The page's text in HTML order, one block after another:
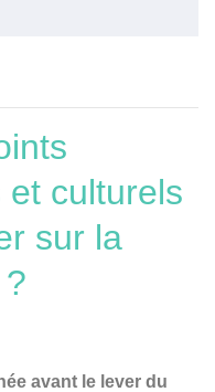
et culturels
sur la
avant le lever du